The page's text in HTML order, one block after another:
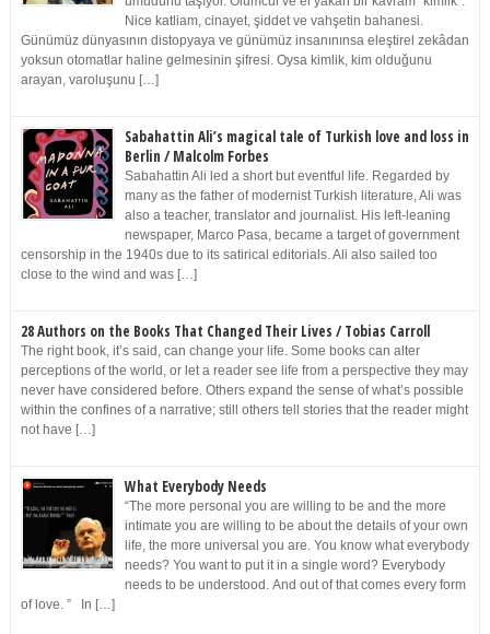
Nice katliam, cinayet, şiddet ve vahşetin bahanesi.
Günümüz dünyasının distopyaya ve günümüz insanınınsa eleştirel zekâdan
yoksun otomatlar haline gelmesinin şifresi. Oysa kimlik, kim olduğunu
arayan, varoluşunu […]
Sabahattin Ali’s magical tale of Turkish love and loss in
Berlin / Malcolm Forbes
Sabahattin Ali led a short but eventful life. Regarded by
many as the father of modernist Turkish literature, Ali was
also a teacher, translator and journalist. His left-leaning
newspaper, Marco Pasa, became a target of government
censorship in the 1940s due to its satirical editorials. Ali also sailed too
close to the wind and was […]
28 Authors on the Books That Changed Their Lives / Tobias Carroll
The right book, it’s said, can change your life. Some books can alter
perceptions of the world, or let a reader see life from a perspective they may
never have considered before. Others expand the sense of what’s possible
within the confines of a narrative; still others tell stories that the reader might
not have […]
What Everybody Needs
“The more personal you are willing to be and the more
intimate you are willing to be about the details of your own
life, the more universal you are. You know what everybody
needs? You want to put it in a single word? Everybody
needs to be understood. And out of that comes every form
of love. ” In […]